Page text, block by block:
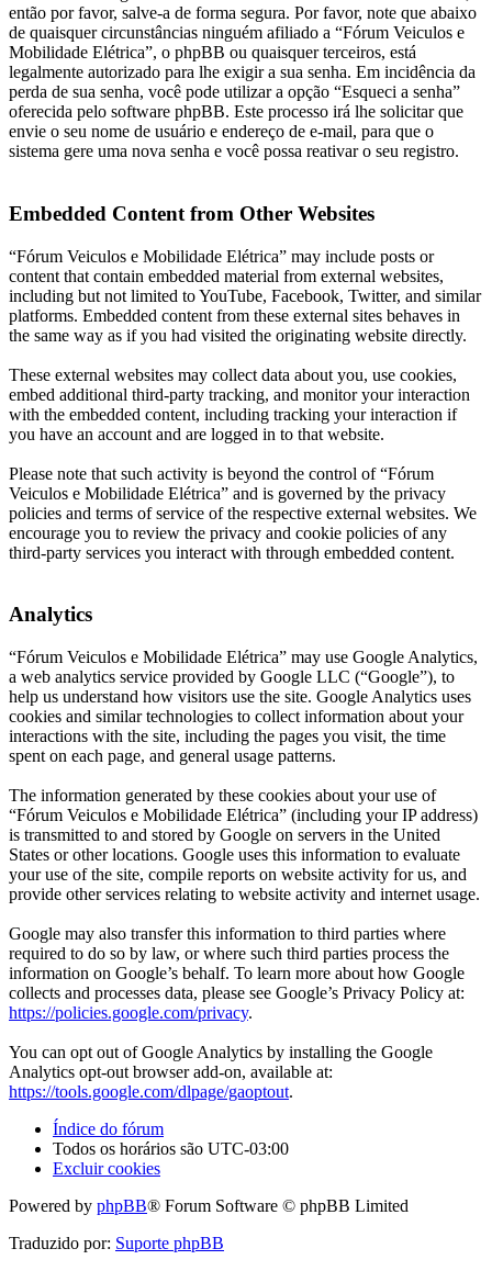
então por favor, salve-a de forma segura. Por favor, note que abaixo
de quaisquer circunstâncias ninguém afiliado a “Fórum Veiculos e
Mobilidade Elétrica”, o phpBB ou quaisquer terceiros, está
legalmente autorizado para lhe exigir a sua senha. Em incidência da
perda de sua senha, você pode utilizar a opção “Esqueci a senha”
oferecida pelo software phpBB. Este processo irá lhe solicitar que
envie o seu nome de usuário e endereço de e-mail, para que o
sistema gere uma nova senha e você possa reativar o seu registro.
Embedded Content from Other Websites
“Fórum Veiculos e Mobilidade Elétrica” may include posts or
content that contain embedded material from external websites,
including but not limited to YouTube, Facebook, Twitter, and similar
platforms. Embedded content from these external sites behaves in
the same way as if you had visited the originating website directly.
These external websites may collect data about you, use cookies,
embed additional third-party tracking, and monitor your interaction
with the embedded content, including tracking your interaction if
you have an account and are logged in to that website.
Please note that such activity is beyond the control of “Fórum
Veiculos e Mobilidade Elétrica” and is governed by the privacy
policies and terms of service of the respective external websites. We
encourage you to review the privacy and cookie policies of any
third-party services you interact with through embedded content.
Analytics
“Fórum Veiculos e Mobilidade Elétrica” may use Google Analytics,
a web analytics service provided by Google LLC (“Google”), to
help us understand how visitors use the site. Google Analytics uses
cookies and similar technologies to collect information about your
interactions with the site, including the pages you visit, the time
spent on each page, and general usage patterns.
The information generated by these cookies about your use of
“Fórum Veiculos e Mobilidade Elétrica” (including your IP address)
is transmitted to and stored by Google on servers in the United
States or other locations. Google uses this information to evaluate
your use of the site, compile reports on website activity for us, and
provide other services relating to website activity and internet usage.
Google may also transfer this information to third parties where
required to do so by law, or where such third parties process the
information on Google’s behalf. To learn more about how Google
collects and processes data, please see Google’s Privacy Policy at:
https://policies.google.com/privacy.
You can opt out of Google Analytics by installing the Google
Analytics opt-out browser add-on, available at:
https://tools.google.com/dlpage/gaoptout.
Índice do fórum
Todos os horários são UTC-03:00
Excluir cookies
Powered by phpBB® Forum Software © phpBB Limited
Traduzido por: Suporte phpBB